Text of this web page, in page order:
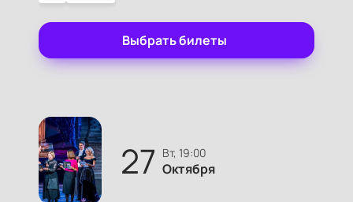
Выбрать билеты
27 вт, 19:00
Октября